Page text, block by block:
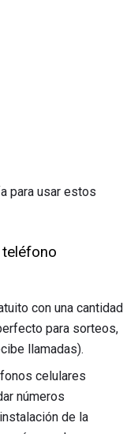
para usar estos
teléfono
con una cantidad
para sorteos,
llamadas).
celulares
números
de la